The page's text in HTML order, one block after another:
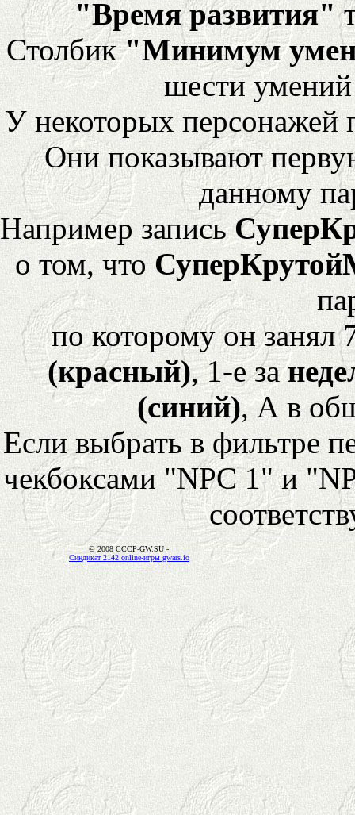
"Время развития"
Столбик"Минимум
шести
У некоторых персонажей
Они показывают
данному
Например запись
о том, что
по которому он
(красный), 1-е за
(синий), А в
Если выбрать в фильтре
чекбоксами "NPC 1" и
© 2008 CCCP-GW.SU -
Синдикат 2142 online-игры gwars.io